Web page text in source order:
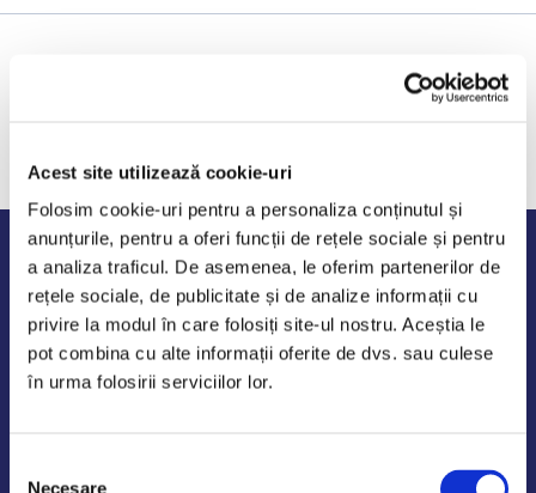
Acest site utilizează cookie-uri
Folosim cookie-uri pentru a personaliza conținutul și
anunțurile, pentru a oferi funcții de rețele sociale și pentru
a analiza traficul. De asemenea, le oferim partenerilor de
rețele sociale, de publicitate și de analize informații cu
privire la modul în care folosiți site-ul nostru. Aceștia le
pot combina cu alte informații oferite de dvs. sau culese
în urma folosirii serviciilor lor.
Necesare
Program de lucru
Luni - Vineri: 09:00-18:00
Sambata - Duminica: 10:00-14:00